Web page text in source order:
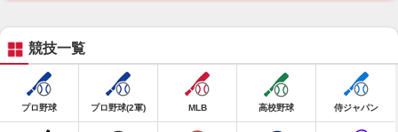
競技一覧
プロ野球 プロ野球(2軍) MLB 高校野球 侍ジャパン